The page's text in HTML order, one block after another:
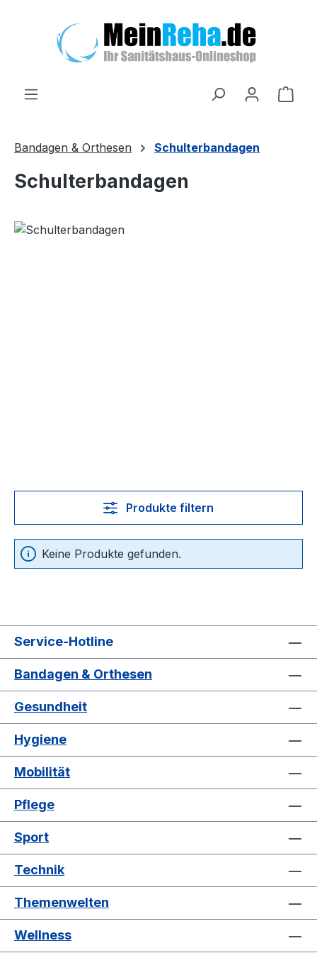
Bandagen & Orthesen Schulterbandagen
Schulterbandagen
Produkte filtern
Keine Produkte gefunden.
Service-Hotline
Bandagen & Orthesen
Gesundheit
Hygiene
Mobilität
Pflege
Sport
Technik
Themenwelten
Wellness